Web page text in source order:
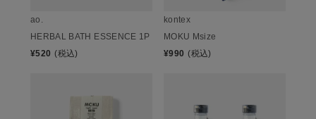
ao.
HERBAL BATH ESSENCE 1P
¥520 (税込)
kontex
MOKU Msize
¥990 (税込)